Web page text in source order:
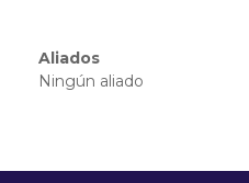
Aliados
Ningún aliado